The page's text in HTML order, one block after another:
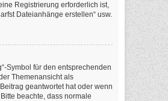
Registrierung erforderlich ist,
Dateianhänge erstellen“ usw.
Symbol für den entsprechenden
Themenansicht als
geantwortet hat oder wenn
beachte, dass normale